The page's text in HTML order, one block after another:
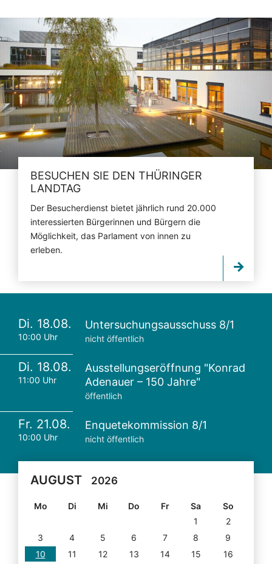
BESUCHEN SIE DEN THÜRINGER
LANDTAG
Der Besucherdienst bietet jährlich rund 20.000
interessierten Bürgerinnen und Bürgern die
Möglichkeit, das Parlament von innen zu
erleben.
Di. 18.08.
10:00 Uhr
Untersuchungsausschuss 8/1
nicht öffentlich
Di. 18.08.
11:00 Uhr
Ausstellungseröffnung "Konrad
Adenauer – 150 Jahre"
öffentlich
Fr. 21.08.
10:00 Uhr
Enquetekommission 8/1
nicht öffentlich
AUGUST 2026
Mo Di Mi Do Fr Sa
So
1
2
3
4 5 6 7 8
9
10
11 12 13 14 15
16